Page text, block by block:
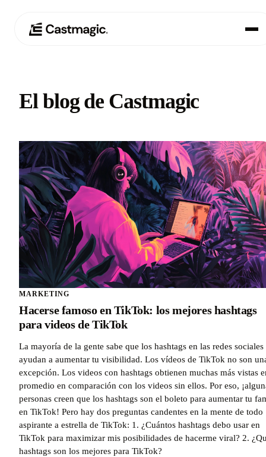
Casos de uso
03 Precios
04 Acerca de nosotros
El blog de Castmagic
MARKETING
Hacerse famoso en TikTok: los mejores hashtags
para videos de TikTok
La mayoría de la gente sabe que los hashtags en las redes sociales
ayudan a aumentar tu visibilidad. Los vídeos de TikTok no son
excepción. Los videos con hashtags obtienen muchas más vistas
promedio en comparación con los videos sin ellos. Por eso,
personas creen que los hashtags son el boleto para aumentar tu
en TikTok! Pero hay dos preguntas candentes en la mente de todo
aspirante a estrella de TikTok: 1. ¿Cuántos hashtags debo usar en
TikTok para maximizar mis posibilidades de hacerme viral? 2.
hashtags son los mejores para TikTok?